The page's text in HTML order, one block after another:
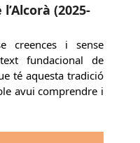
(2025-
creences i sense
fundacional de
té aquesta tradició
avui comprendre i